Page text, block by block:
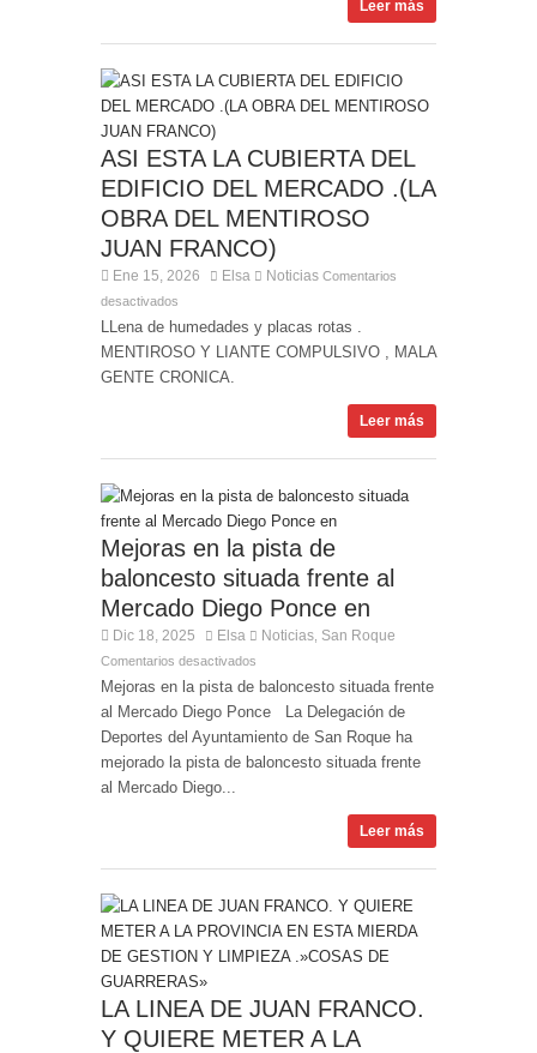
Leer más
ASI ESTA LA CUBIERTA DEL
EDIFICIO DEL MERCADO .(LA
OBRA DEL MENTIROSO
JUAN FRANCO)
Ene 15, 2026 Elsa Noticias Comentarios
desactivados
LLena de humedades y placas rotas .
MENTIROSO Y LIANTE COMPULSIVO , MALA
GENTE CRONICA.
Leer más
Mejoras en la pista de
baloncesto situada frente al
Mercado Diego Ponce en
Dic 18, 2025 Elsa Noticias, San Roque
Comentarios desactivados
Mejoras en la pista de baloncesto situada frente
al Mercado Diego Ponce La Delegación de
Deportes del Ayuntamiento de San Roque ha
mejorado la pista de baloncesto situada frente
al Mercado Diego...
Leer más
LA LINEA DE JUAN FRANCO.
Y QUIERE METER A LA